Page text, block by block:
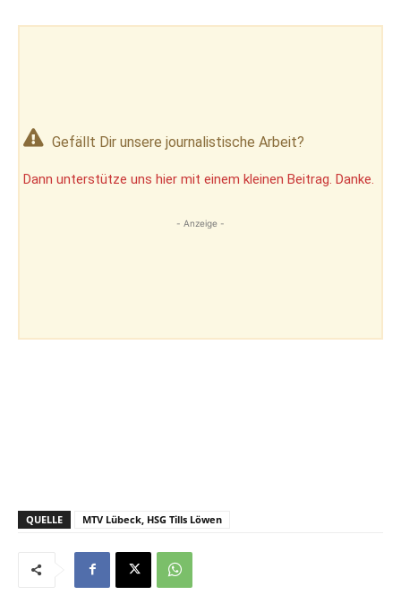
Gefällt Dir unsere journalistische Arbeit?
Dann unterstütze uns hier mit einem kleinen Beitrag. Danke.
- Anzeige -
QUELLE MTV Lübeck, HSG Tills Löwen